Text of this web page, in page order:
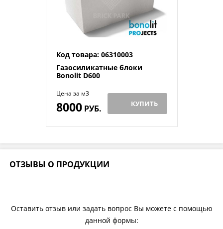
Код товара: 06310003
Газосиликатные блоки
Bonolit D600
Цена за м3
8000РУБ. КУПИТЬ
ОТЗЫВЫ О ПРОДУКЦИИ
Оставить отзыв или задать вопрос Вы можете с помощью
данной формы: